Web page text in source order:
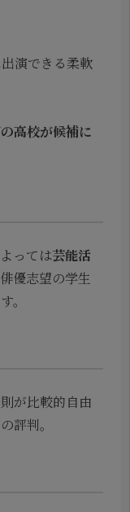
演できる柔軟
高校が候補に
っては芸能活
優志望の学生
。
が比較的自由
評判。